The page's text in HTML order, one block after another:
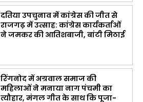
दतिया उपचुनाव में कांग्रेस की जीत से
राजगढ़ में उत्साह: कांग्रेस कार्यकर्ताओं
ने जमकर की आतिशबाजी, बांटी मिठाई
रिंगनोद में अग्रवाल समाज की
महिलाओं ने मनाया नाग पंचमी का
त्यौहार, मंगल गीत के साथ कि पूजा-